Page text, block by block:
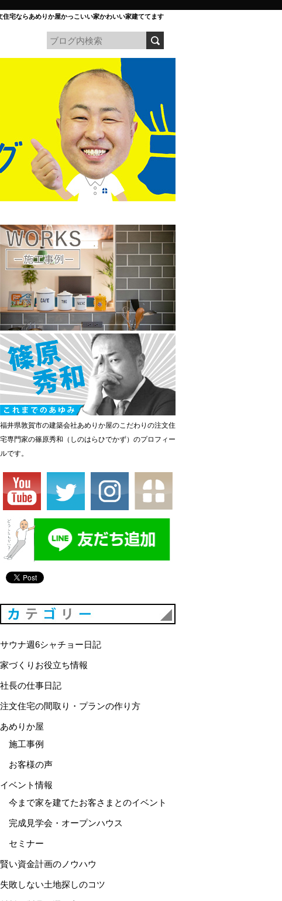
住宅ならあめりか屋かっこいい家かわいい家建ててます
福井県敦賀市の建築会社あめりか屋のこだわりの注文住
宅専門家の篠原秀和（しのはらひでかず）のプロフィー
ルです。
サウナ週6シャチョー日記
家づくりお役立ち情報
社長の仕事日記
注文住宅の間取り・プランの作り方
あめりか屋
施工事例
お客様の声
イベント情報
今まで家を建てたお客さまとのイベント
完成見学会・オープンハウス
セミナー
賢い資金計画のノウハウ
失敗しない土地探しのコツ